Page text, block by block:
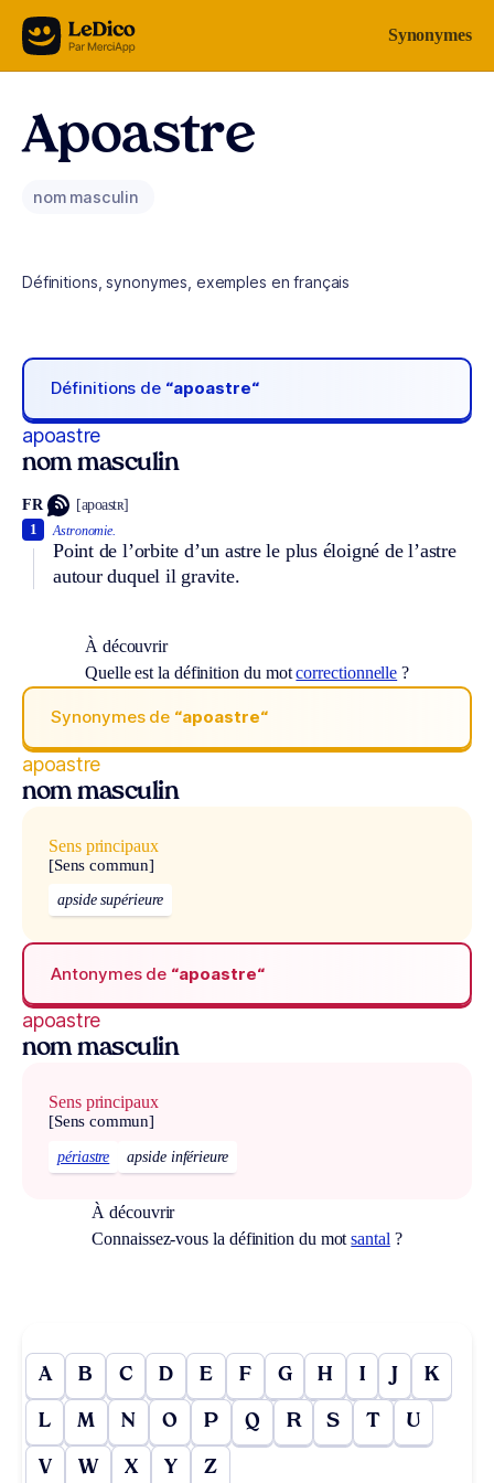
Aller au contenu Synonymes
Apoastre
nom masculin
Définitions, synonymes, exemples en français
Définitions de “apoastre“
apoastre
nom masculin
FR [apoastʀ]
Astronomie.
Point de l’orbite d’un astre le plus éloigné de l’astre
autour duquel il gravite.
1
À découvrir
Quelle est la définition du motcorrectionnelle ?
Synonymes de “apoastre“
apoastre
nom masculin
Sens principaux
[Sens commun]
apside supérieure
Antonymes de “apoastre“
apoastre
nom masculin
Sens principaux
[Sens commun]
périastre apside inférieure
À découvrir
Connaissez-vous la définition du motsantal ?
A B C D E F G H I J K
L M N O P Q R S T U
V W X Y Z